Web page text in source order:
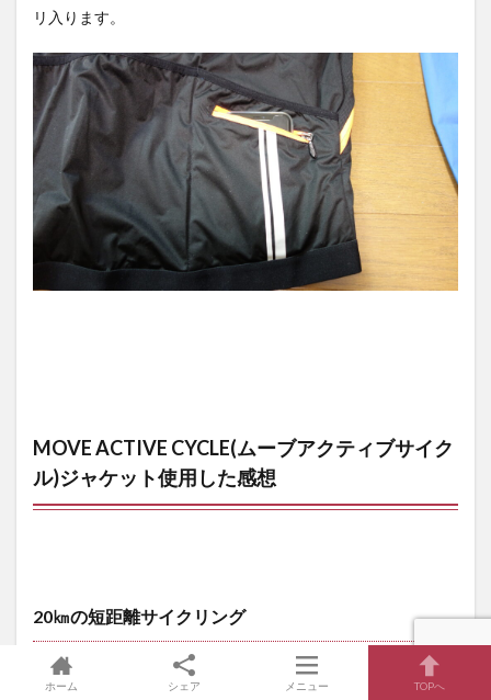
リ入ります。
MOVE ACTIVE CYCLE(ムーブアクティブサイク
ル)ジャケット使用した感想
20㎞の短距離サイクリング
ホーム シェア メニュー TOPへ